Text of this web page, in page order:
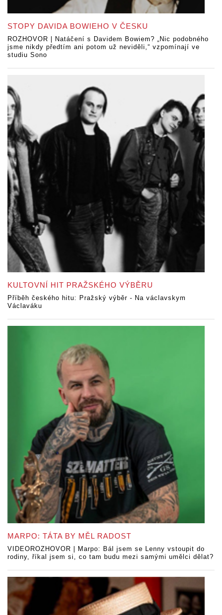
STOPY DAVIDA BOWIEHO V ČESKU
ROZHOVOR | Natáčení s Davidem Bowiem? „Nic podobného
jsme nikdy předtím ani potom už neviděli,“ vzpomínají ve
studiu Sono
KULTOVNÍ HIT PRAŽSKÉHO VÝBĚRU
Příběh českého hitu: Pražský výběr - Na václavskym
Václaváku
MARPO: TÁTA BY MĚL RADOST
VIDEOROZHOVOR | Marpo: Bál jsem se Lenny vstoupit do
rodiny, říkal jsem si, co tam budu mezi samými umělci dělat?